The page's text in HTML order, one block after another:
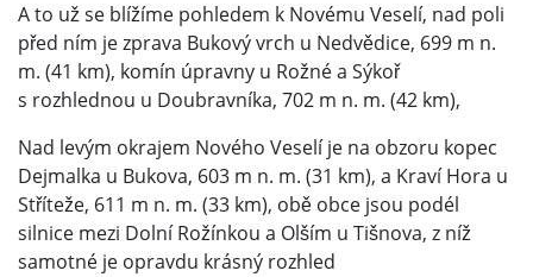
A to už se blížíme pohledem k Novému Veselí, nad poli
před ním je zprava Bukový vrch u Nedvědice, 699 m n.
m. (41 km), komín úpravny u Rožné a Sýkoř
s rozhlednou u Doubravníka, 702 m n. m. (42 km),
Nad levým okrajem Nového Veselí je na obzoru kopec
Dejmalka u Bukova, 603 m n. m. (31 km), a Kraví Hora u
Stříteže, 611 m n. m. (33 km), obě obce jsou podél
silnice mezi Dolní Rožínkou a Olším u Tišnova, z níž
samotné je opravdu krásný rozhled